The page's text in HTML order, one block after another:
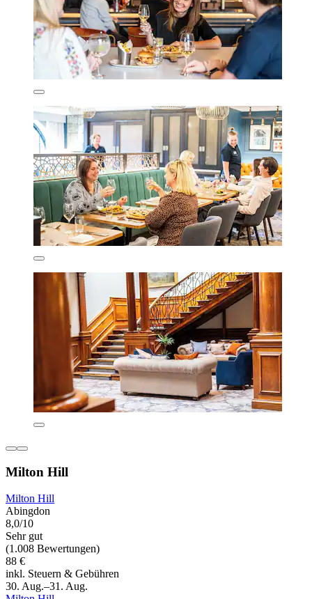
Milton Hill
Milton Hill
Abingdon
8,0/10
Sehr gut
(1.008 Bewertungen)
88 €
inkl. Steuern & Gebühren
30. Aug.–31. Aug.